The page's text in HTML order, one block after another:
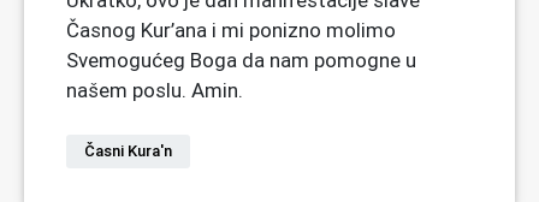
Časnog Kur’ana i mi ponizno molimo
Svemogućeg Boga da nam pomogne u
našem poslu. Amin.
Časni Kura'n